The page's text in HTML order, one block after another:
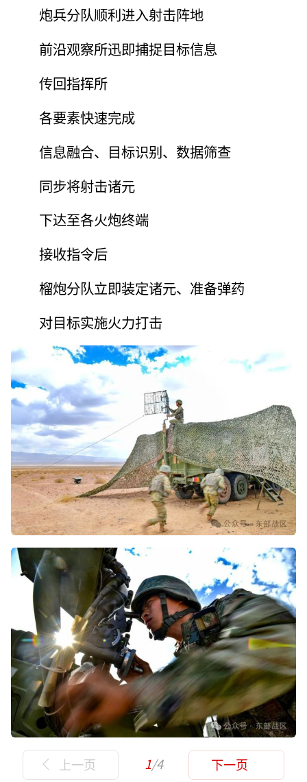
炮兵分队顺利进入射击阵地
前沿观察所迅即捕捉目标信息
传回指挥所
各要素快速完成
信息融合、目标识别、数据筛查
同步将射击诸元
下达至各火炮终端
接收指令后
榴炮分队立即装定诸元、准备弹药
对目标实施火力打击
上一页 1/4 下一页